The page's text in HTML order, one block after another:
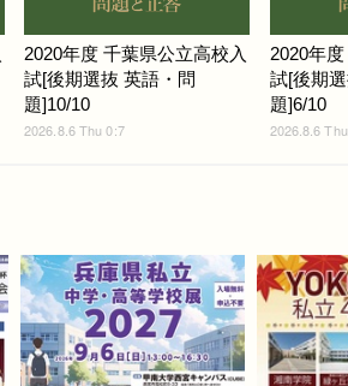
2020年度 千葉県公立高校入
試[後期選抜 英語・問
題]10/10
2026.8.6 Thu 0:7
2020年
試[後期
題]6/10
2026.8.6